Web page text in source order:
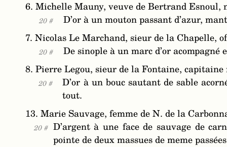
6. Michelle Mauny, veuve de Bertrand Esnoul,
20 #
D’or à un mouton passant d’azur,
7. Nicolas Le Marchand, sieur de la Chapelle,
20 #
De sinople à un marc d’or acompagné
8. Pierre Legou, sieur de la Fontaine,
20 #
D’or à un bouc sautant de sable
tout.
13. Marie Sauvage, femme de N. de la
20 # D’argent à une face de sauvage de
pointe de deux massues de meme